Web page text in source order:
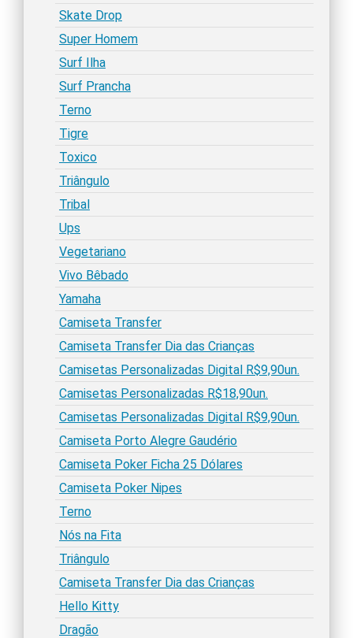
Skate Drop
Super Homem
Surf Ilha
Surf Prancha
Terno
Tigre
Toxico
Triângulo
Tribal
Ups
Vegetariano
Vivo Bêbado
Yamaha
Camiseta Transfer
Camiseta Transfer Dia das Crianças
Camisetas Personalizadas Digital R$9,90un.
Camisetas Personalizadas R$18,90un.
Camisetas Personalizadas Digital R$9,90un.
Camiseta Porto Alegre Gaudério
Camiseta Poker Ficha 25 Dólares
Camiseta Poker Nipes
Terno
Nós na Fita
Triângulo
Camiseta Transfer Dia das Crianças
Hello Kitty
Dragão